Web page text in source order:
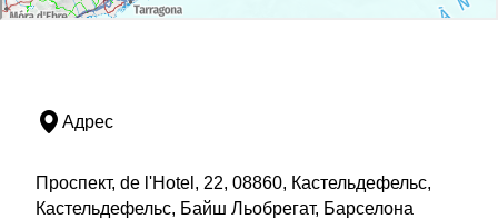
Адрес
Проспект, de l'Hotel, 22, 08860, Кастельдефельс,
Кастельдефельс, Байш Льобрегат, Барселона